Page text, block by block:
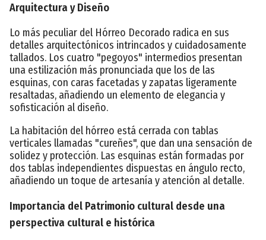
Arquitectura y Diseño
Lo más peculiar del Hórreo Decorado radica en sus
detalles arquitectónicos intrincados y cuidadosamente
tallados. Los cuatro "pegoyos" intermedios presentan
una estilización más pronunciada que los de las
esquinas, con caras facetadas y zapatas ligeramente
resaltadas, añadiendo un elemento de elegancia y
sofisticación al diseño.
La habitación del hórreo está cerrada con tablas
verticales llamadas "cureñes", que dan una sensación de
solidez y protección. Las esquinas están formadas por
dos tablas independientes dispuestas en ángulo recto,
añadiendo un toque de artesanía y atención al detalle.
Importancia del Patrimonio cultural desde una
perspectiva cultural e histórica